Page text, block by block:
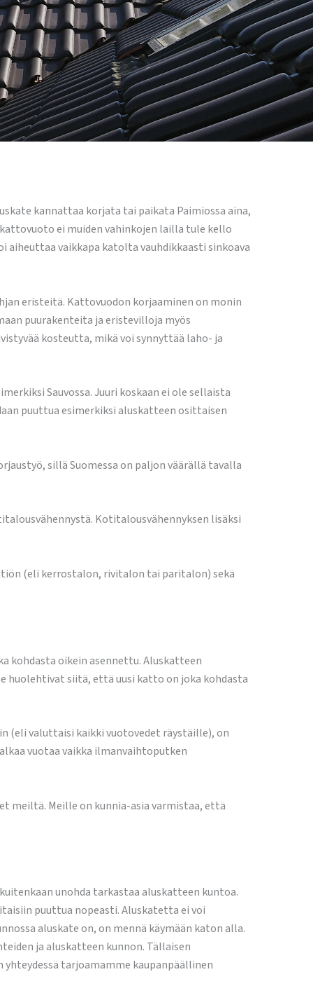
kannattaa korjata tai paikata Paimiossa aina,
ei muiden vahinkojen lailla tule kello
aiheuttaa vaikkapa katolta vauhdikkaasti sinkoava
eristeitä. Kattovuodon korjaaminen on monin
puurakenteita ja eristevilloja myös
kosteutta, mikä voi synnyttää laho- ja
Sauvossa. Juuri koskaan ei ole sellaista
puuttua esimerkiksi aluskatteen osittaisen
sillä Suomessa on paljon väärällä tavalla
Kotitalousvähennyksen lisäksi
(eli kerrostalon, rivitalon tai paritalon) sekä
kohdasta oikein asennettu. Aluskatteen
huolehtivat siitä, että uusi katto on joka kohdasta
(eli valuttaisi kaikki vuotovedet räystäille), on
vuotaa vaikka ilmanvaihtoputken
meiltä. Meille on kunnia-asia varmistaa, että
unohda tarkastaa aluskatteen kuntoa.
puuttua nopeasti. Aluskatetta ei voi
aluskate on, on mennä käymään katon alla.
ja aluskatteen kunnon. Tällaisen
tarjoamamme kaupanpäällinen